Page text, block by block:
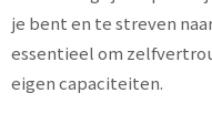
je bent en te streven
essentieel om
eigen capaciteiten.